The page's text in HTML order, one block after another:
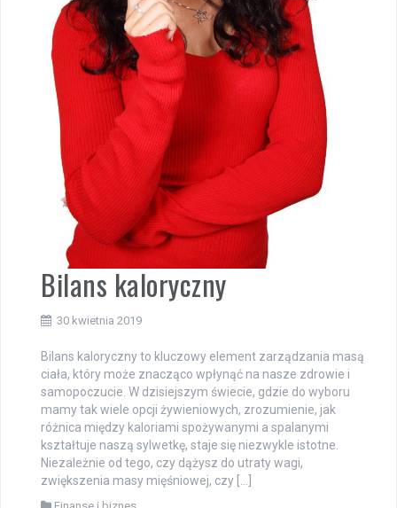
Bilans kaloryczny
30 kwietnia 2019
Bilans kaloryczny to kluczowy element zarządzania masą
ciała, który może znacząco wpłynąć na nasze zdrowie i
samopoczucie. W dzisiejszym świecie, gdzie do wyboru
mamy tak wiele opcji żywieniowych, zrozumienie, jak
różnica między kaloriami spożywanymi a spalanymi
kształtuje naszą sylwetkę, staje się niezwykle istotne.
Niezależnie od tego, czy dążysz do utraty wagi,
zwiększenia masy mięśniowej, czy […]